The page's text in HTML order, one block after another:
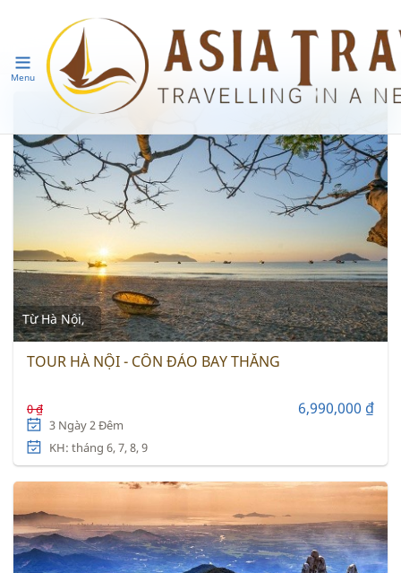
Menu
Từ Hà Nội,
TOUR HÀ NỘI - CÔN ĐẢO BAY THẲNG
0 ₫ 6,990,000 ₫
3 Ngày 2 Đêm
KH: tháng 6, 7, 8, 9